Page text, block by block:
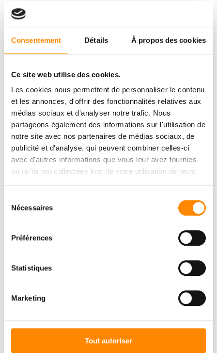
Consentement Détails À propos des cookies
Ce site web utilise des cookies.
Les cookies nous permettent de personnaliser le contenu
et les annonces, d'offrir des fonctionnalités relatives aux
médias sociaux et d'analyser notre trafic. Nous
partageons également des informations sur l'utilisation de
notre site avec nos partenaires de médias sociaux, de
publicité et d'analyse, qui peuvent combiner celles-ci
avec d'autres informations que vous leur avez fournies
ou qu'ils ont collectées lors de votre utilisation de leurs
Nécessaires
Préférences
Statistiques
Marketing
Tout autoriser
CENTRE DE
TÉLÉCHARGMENT
Consulter et télécharger des documents
DOWNLOAD CENTER